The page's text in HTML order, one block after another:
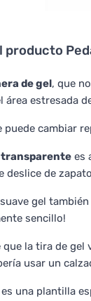
producto
de gel, que
área estresada
puede cambiar
transparente es
deslice de
gel
sencillo!
que la tira de
usar un
es una plantilla